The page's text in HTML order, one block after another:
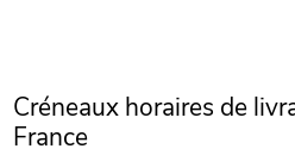
Créneaux horaires de
France